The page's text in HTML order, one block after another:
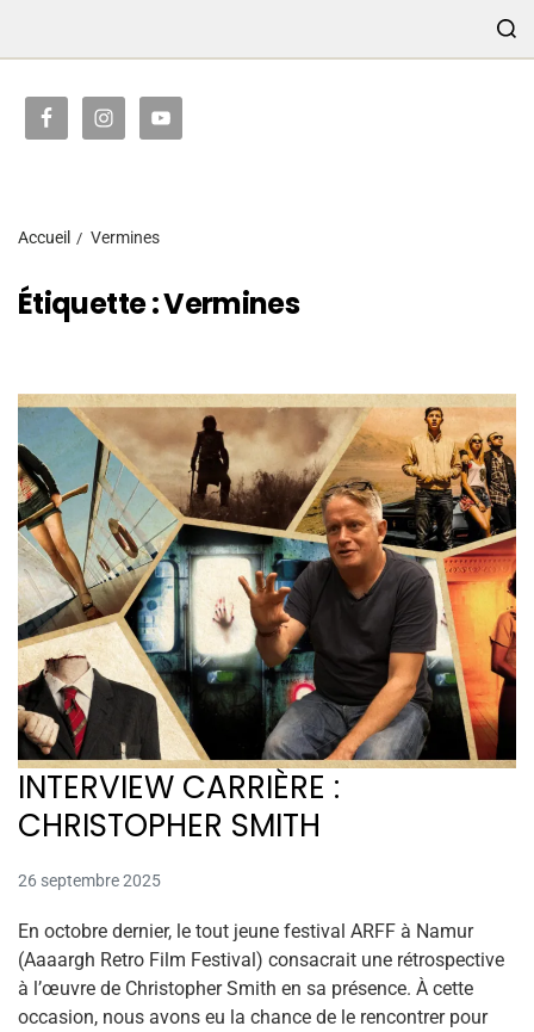
Accueil Vermines
Étiquette :Vermines
INTERVIEW CARRIÈRE :
CHRISTOPHER SMITH
26 septembre 2025
En octobre dernier, le tout jeune festival ARFF à Namur
(Aaaargh Retro Film Festival) consacrait une rétrospective
à l’œuvre de Christopher Smith en sa présence. À cette
occasion, nous avons eu la chance de le rencontrer pour